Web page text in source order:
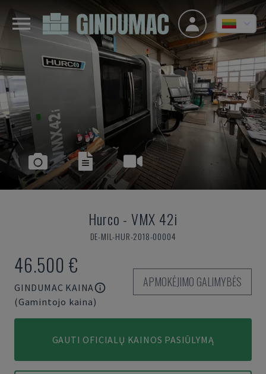
Hurco - VMX 42i
DE-MIL-HUR-2018-00004
46.500 €
GINDUMAC KAINA
(Gamintojo kaina)
APMOKĖJIMO GALIMYBĖS
GAUTI OFICIALŲ KAINOS PASIŪLYMĄ